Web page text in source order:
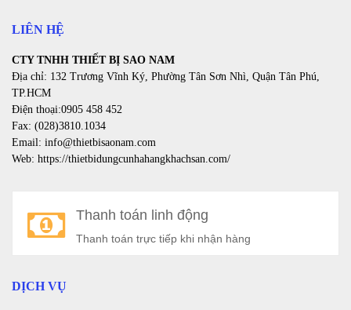
LIÊN HỆ
CTY TNHH THIẾT BỊ SAO NAM
Địa chỉ: 132 Trương Vĩnh Ký, Phường Tân Sơn Nhì, Quận Tân Phú,
TP.HCM
Điện thoại:0905 458 452
Fax: (028)3810.1034
Email: info@thietbisaonam.com
Web: https://thietbidungcunhahangkhachsan.com/
Thanh toán linh động
Thanh toán trực tiếp khi nhận hàng
DỊCH VỤ